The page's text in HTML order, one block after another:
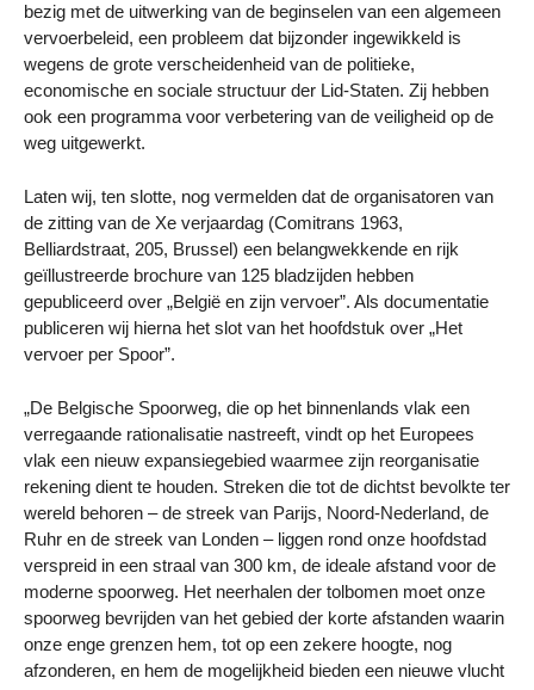
bezig met de uitwerking van de beginselen van een algemeen
vervoerbeleid, een probleem dat bijzonder ingewikkeld is
wegens de grote verscheidenheid van de politieke,
economische en sociale structuur der Lid-Staten. Zij hebben
ook een programma voor verbetering van de veiligheid op de
weg uitgewerkt.
Laten wij, ten slotte, nog vermelden dat de organisatoren van
de zitting van de Xe verjaardag (Comitrans 1963,
Belliardstraat, 205, Brussel) een belangwekkende en rijk
geïllustreerde brochure van 125 bladzijden hebben
gepubliceerd over „België en zijn vervoer”. Als documentatie
publiceren wij hierna het slot van het hoofdstuk over „Het
vervoer per Spoor”.
„De Belgische Spoorweg, die op het binnenlands vlak een
verregaande rationalisatie nastreeft, vindt op het Europees
vlak een nieuw expansiegebied waarmee zijn reorganisatie
rekening dient te houden. Streken die tot de dichtst bevolkte ter
wereld behoren – de streek van Parijs, Noord-Nederland, de
Ruhr en de streek van Londen – liggen rond onze hoofdstad
verspreid in een straal van 300 km, de ideale afstand voor de
moderne spoorweg. Het neerhalen der tolbomen moet onze
spoorweg bevrijden van het gebied der korte afstanden waarin
onze enge grenzen hem, tot op een zekere hoogte, nog
afzonderen, en hem de mogelijkheid bieden een nieuwe vlucht